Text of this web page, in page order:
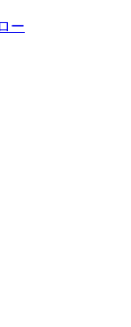
ー